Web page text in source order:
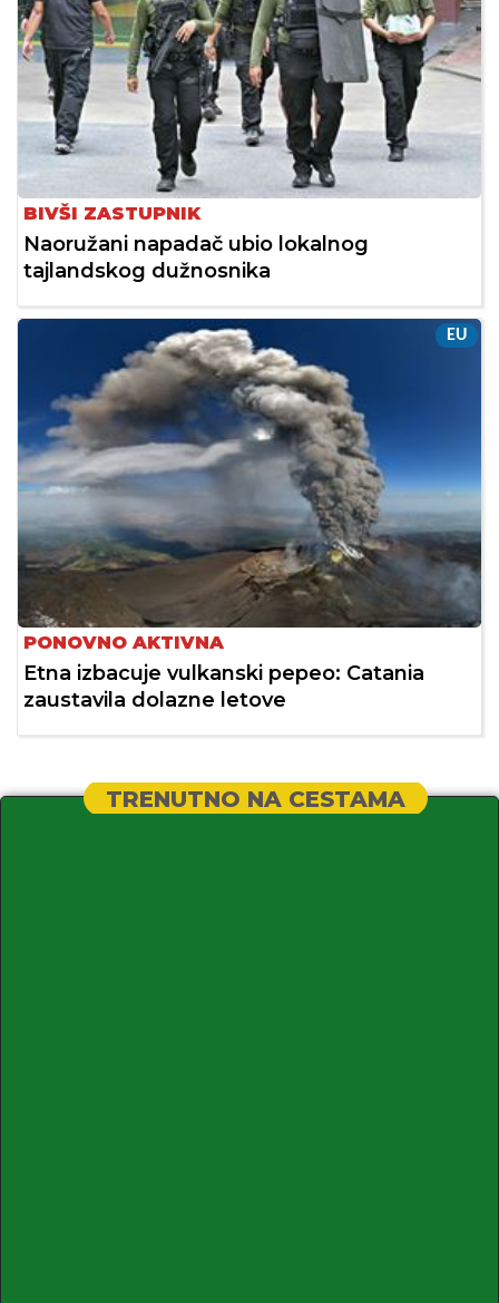
BIVŠI ZASTUPNIK
Naoružani napadač ubio lokalnog
tajlandskog dužnosnika
EU
PONOVNO AKTIVNA
Etna izbacuje vulkanski pepeo: Catania
zaustavila dolazne letove
TRENUTNO NA CESTAMA